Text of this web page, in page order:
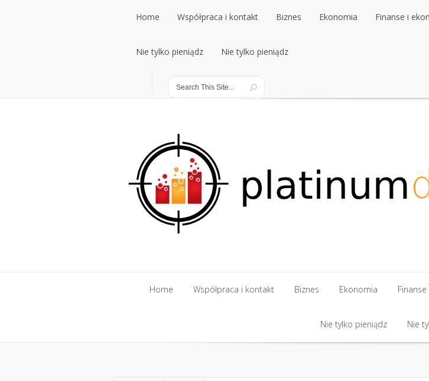
Home Współpraca i kontakt Biznes Ekonomia Finanse i
Nie tylko pieniądz Nie tylko pieniądz
Home Współpraca i kontakt Biznes Ekonomia
Nie tylko pieniądz Nie